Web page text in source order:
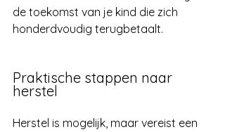
de toekomst van je kind die zich
honderdvoudig terugbetaalt.
Praktische stappen naar
herstel
Herstel is mogelijk, maar vereist een